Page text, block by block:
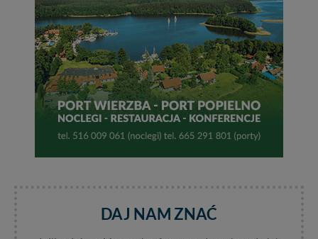
DAJ NAM ZNAĆ
Dziękujemy, i życzmy miłego odkrywania Mazur na
nowo...